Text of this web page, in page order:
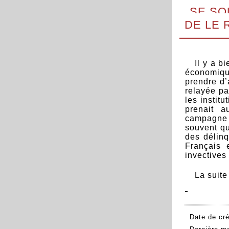
SE
DE LE
Il y a
prendre
relayée
les
prenait
souvent
des
Français
invectives
La
Date de